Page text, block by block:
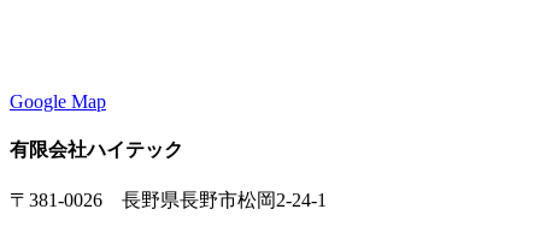
Google Map
有限会社ハイテック
〒381-0026 長野県長野市松岡2-24-1